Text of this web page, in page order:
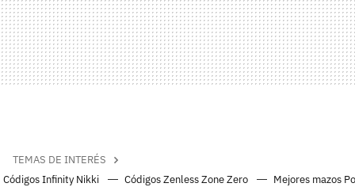
TEMAS DE INTERÉS
Códigos Infinity Nikki
Códigos Zenless Zone Zero Mejores mazos